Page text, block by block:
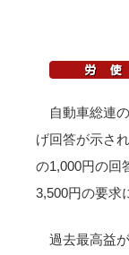
自動車総連
げ回答が示さ
の1,000円の回
3,500円の要求
過去最高益